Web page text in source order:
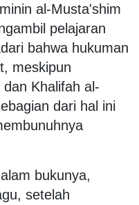
al-Musta'shim
pelajaran
bahwa hukuman
meskipun
Khalifah al-
dari hal ini
bukunya,
setelah